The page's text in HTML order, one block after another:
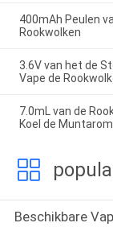
400mAh Peulen
Rookwolken
3.6V van het de
Vape de
7.0mL van de
Koel de
Beschikbare